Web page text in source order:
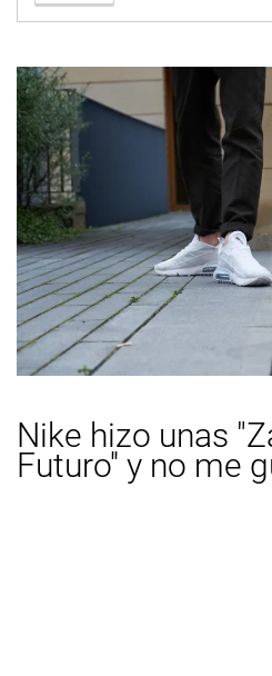
Nike hizo unas
Futuro'' y no me